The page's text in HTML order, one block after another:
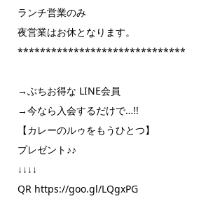
ランチ営業のみ
夜営業はお休となります。
******************************
→ぶちお得な LINE会員
→今なら入会するだけで…!!
【カレーのルゥをもうひとつ】
プレゼント♪♪
↓↓↓↓
QR https://goo.gl/LQgxPG